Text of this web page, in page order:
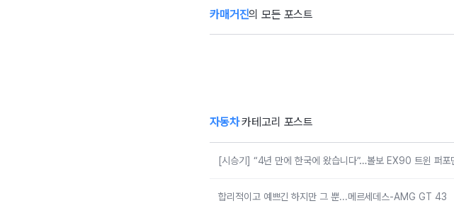
카매거진의 모든 포스트
[시승기] “4년 만
합리적이고 예쁘
55주년 맞은
람보르기니의
자동차카테고리 포스트
[시승기] “4년 만에 한국에 왔습니다”…볼보 EX90 트윈 퍼포
합리적이고 예쁘긴 하지만 그 뿐...메르세데스-AMG GT 43